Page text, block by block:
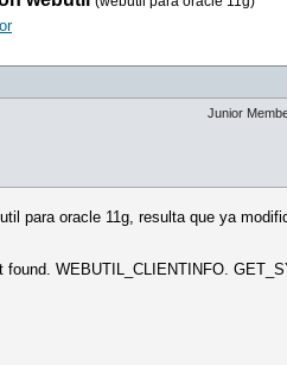
Junior
para oracle 11g, resulta que ya
WEBUTIL_CLIENTINFO.